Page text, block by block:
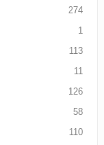
274
1
113
11
126
58
110